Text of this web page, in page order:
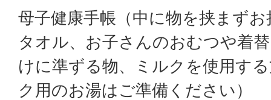
母子健康手帳（中に物を挟まず
タオル、お子さんのおむつや着
けに準ずる物、ミルクを使用す
ク用のお湯はご準備ください）